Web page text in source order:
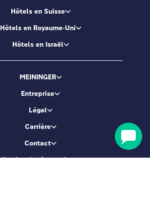
Hôtels en Suisse
Hôtels en Royaume-Uni
Hôtels en Israël
MEININGER
Entreprise
Légal
Carrière
Contact
Service de réservation